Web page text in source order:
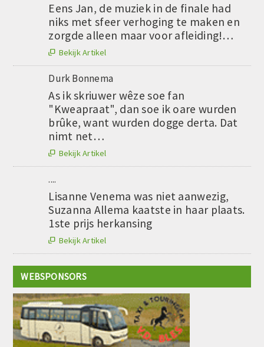
Eens Jan, de muziek in de finale had
niks met sfeer verhoging te maken en
zorgde alleen maar voor afleiding!…
 Bekijk Artikel
Durk Bonnema
As ik skriuwer wêze soe fan
"Kweapraat", dan soe ik oare wurden
brûke, want wurden dogge derta. Dat
nimt net…
 Bekijk Artikel
....
Lisanne Venema was niet aanwezig,
Suzanna Allema kaatste in haar plaats.
1ste prijs herkansing
 Bekijk Artikel
WEBSPONSORS